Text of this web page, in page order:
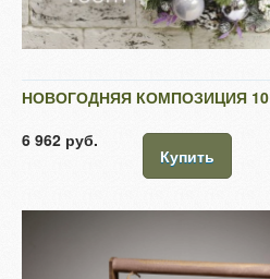
НОВОГОДНЯЯ КОМПОЗИЦИЯ 10
6 962 руб.
Купить